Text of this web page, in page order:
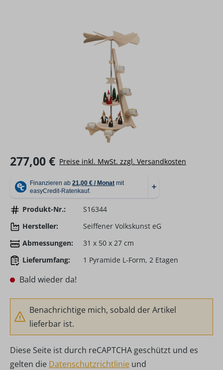
Bildergalerie überspringen
Regulärer Preis:
277,00 € Preise inkl. MwSt. zzgl. Versandkosten
Produkt-Nr.:
S16344
Hersteller:
Seiffener Volkskunst eG
Abmessungen:
31 x 50 x 27 cm
Lieferumfang:
1 Pyramide L-Form, 2 Etagen
Bald wieder da!
Benachrichtige mich, sobald der Artikel
lieferbar ist.
Diese Seite ist durch reCAPTCHA geschützt und es
gelten die Datenschutzrichtlinie und